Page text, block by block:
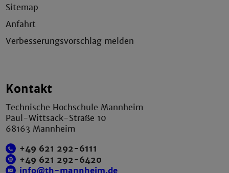
Sitemap
Anfahrt
Verbesserungsvorschlag melden
Kontakt
Technische Hochschule Mannheim
Paul-Wittsack-Straße 10
68163 Mannheim
+49 621 292-6111
+49 621 292-6420